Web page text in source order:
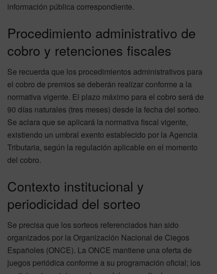
información pública correspondiente.
Procedimiento administrativo de
cobro y retenciones fiscales
Se recuerda que los procedimientos administrativos para
el cobro de premios se deberán realizar conforme a la
normativa vigente. El plazo máximo para el cobro será de
90 días naturales (tres meses) desde la fecha del sorteo.
Se aclara que se aplicará la normativa fiscal vigente,
existiendo un umbral exento establecido por la Agencia
Tributaria, según la regulación aplicable en el momento
del cobro.
Contexto institucional y
periodicidad del sorteo
Se precisa que los sorteos referenciados han sido
organizados por la Organización Nacional de Ciegos
Españoles (ONCE). La ONCE mantiene una oferta de
juegos periódica conforme a su programación oficial; los